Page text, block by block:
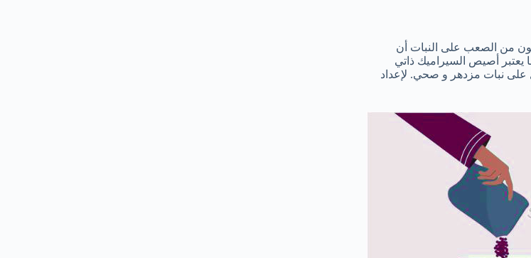
من الصعب على النبات أن
يعتبر أصيص السيراميك ذاتي
على نبات مزدهر و صحي. لإعداد